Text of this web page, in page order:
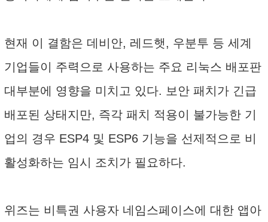
현재 이 결함은 데비안, 레드햇, 우분투 등 세계
기업들이 주력으로 사용하는 주요 리눅스 배포판
대부분에 영향을 미치고 있다. 보안 패치가 긴급
배포된 상태지만, 즉각 패치 적용이 불가능한 기
업의 경우 ESP4 및 ESP6 기능을 선제적으로 비
활성화하는 임시 조치가 필요하다.
위즈는 비특권 사용자 네임스페이스에 대한 앱아